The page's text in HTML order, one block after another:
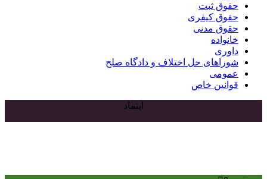
حقوق ثبت
حقوق کیفری
حقوق مدنی
خانواده
داوری
شوراهای حل اختلاف و دادگاه صلح
عمومی
قوانین خاص
اینماد